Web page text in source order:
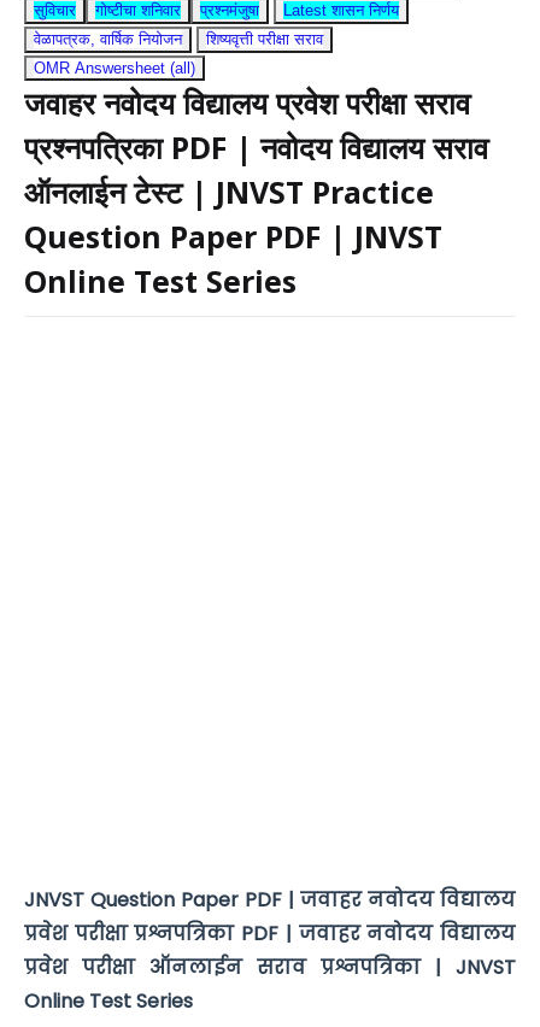
सुविचार
गोष्टीचा शनिवार प्रश्नमंजुषा
Latest शासन निर्णय
वेळापत्रक, वार्षिक नियोजन
शिष्यवृत्ती परीक्षा सराव
OMR Answersheet (all)
जवाहर नवोदय विद्यालय प्रवेश परीक्षा सराव
प्रश्नपत्रिका PDF | नवोदय विद्यालय सराव
ऑनलाईन टेस्ट | JNVST Practice
Question Paper PDF | JNVST
Online Test Series
JNVST Question Paper PDF | जवाहर नवोदय विद्यालय
प्रवेश परीक्षा प्रश्नपत्रिका PDF | जवाहर नवोदय विद्यालय
प्रवेश परीक्षा ऑनलाईन सराव प्रश्नपत्रिका | JNVST
Online Test Series